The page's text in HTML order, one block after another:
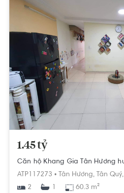
1.45 tỷ
ATP117273 •
Tân Hương, Tân Quý,
2
1 60.3 m²